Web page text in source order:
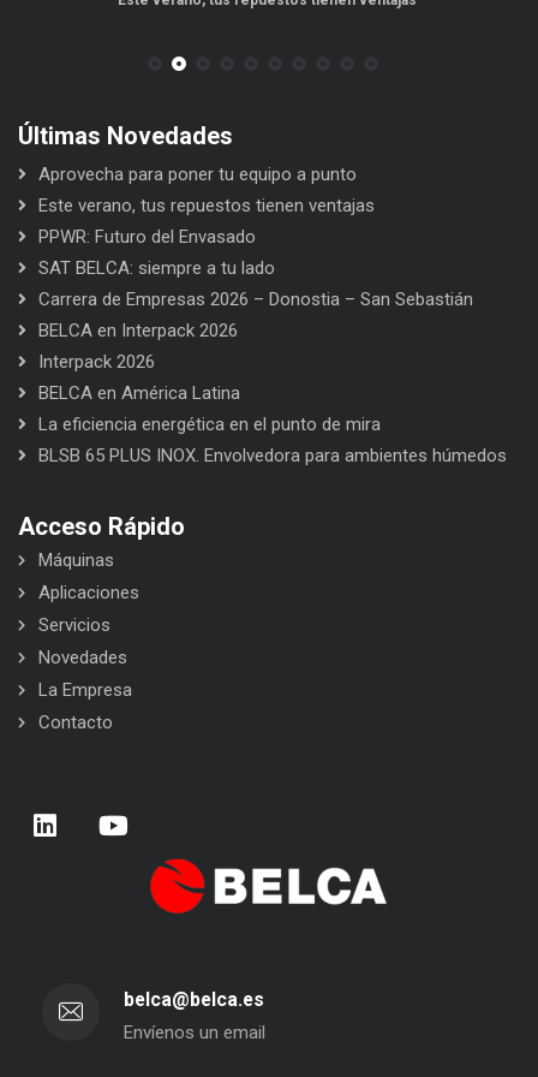
Últimas Novedades
Aprovecha para poner tu equipo a punto
Este verano, tus repuestos tienen ventajas
PPWR: Futuro del Envasado
SAT BELCA: siempre a tu lado
Carrera de Empresas 2026 – Donostia – San Sebastián
BELCA en Interpack 2026
Interpack 2026
BELCA en América Latina
La eficiencia energética en el punto de mira
BLSB 65 PLUS INOX. Envolvedora para ambientes húmedos
Acceso Rápido
Máquinas
Aplicaciones
Servicios
Novedades
La Empresa
Contacto
belca@belca.es
Envíenos un email